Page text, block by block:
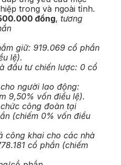
trong và ngoài tỉnh.
đồng, tương
giữ: 919.069 cổ phần
lệ).
đầu tư chiến lược: 0 cổ
người lao động:
9,50% vốn điều lệ).
công đoàn tại
(chiếm 0% vốn điều
công khai cho các nhà
cổ phần (chiếm